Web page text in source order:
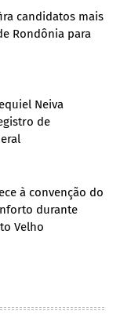
candidatos mais
Rondônia para
Neiva
de
à convenção do
durante
Velho